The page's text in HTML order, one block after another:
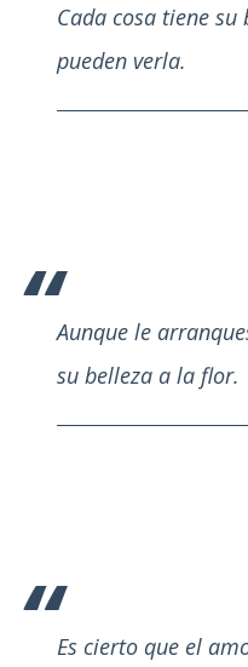
Cada cosa tiene
pueden verla.
Aunque le
su belleza a la flor.
Es cierto que el